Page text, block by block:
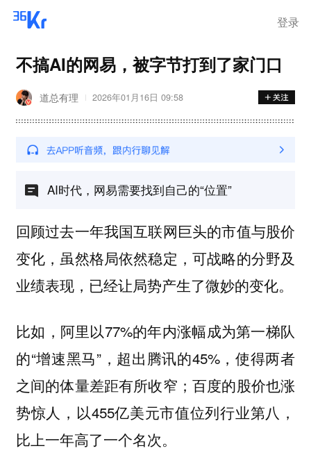
登录
不搞AI的网易，被字节打到了家门口
道总有理 2026年01月16日 09:58
AI时代，网易需要找到自己的“位置”
回顾过去一年我国互联网巨头的市值与股价
变化，虽然格局依然稳定，可战略的分野及
业绩表现，已经让局势产生了微妙的变化。
比如，阿里以77%的年内涨幅成为第一梯队
的“增速黑马”，超出腾讯的45%，使得两者
之间的体量差距有所收窄；百度的股价也涨
势惊人，以455亿美元市值位列行业第八，
比上一年高了一个名次。